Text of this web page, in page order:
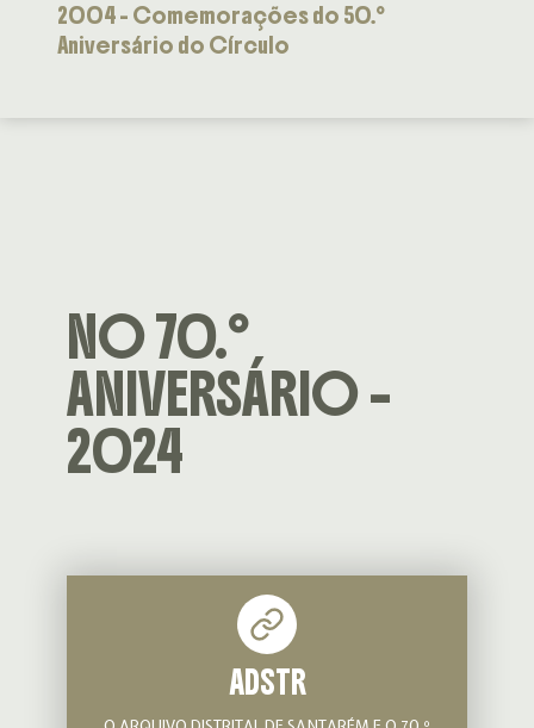
2004 – Comemorações do 50.º
Aniversário do Círculo
NO 70.º
ANIVERSÁRIO –
2024
ADSTR